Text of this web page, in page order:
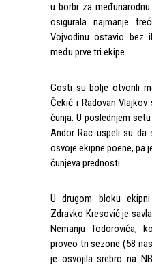
u borbi za
osigurala najmanje
Vojvodinu ostavio bez
među prve tri ekipe.
Gosti su bolje otvorili
Čekić i Radovan
čunja. U poslednjem
Andor Rac uspeli su da
osvoje ekipne poene, pa
čunjeva prednosti.
U drugom bloku
Zdravko Kresović je
Nemanju Todorovića,
proveo tri sezone (58
je osvojila srebro na